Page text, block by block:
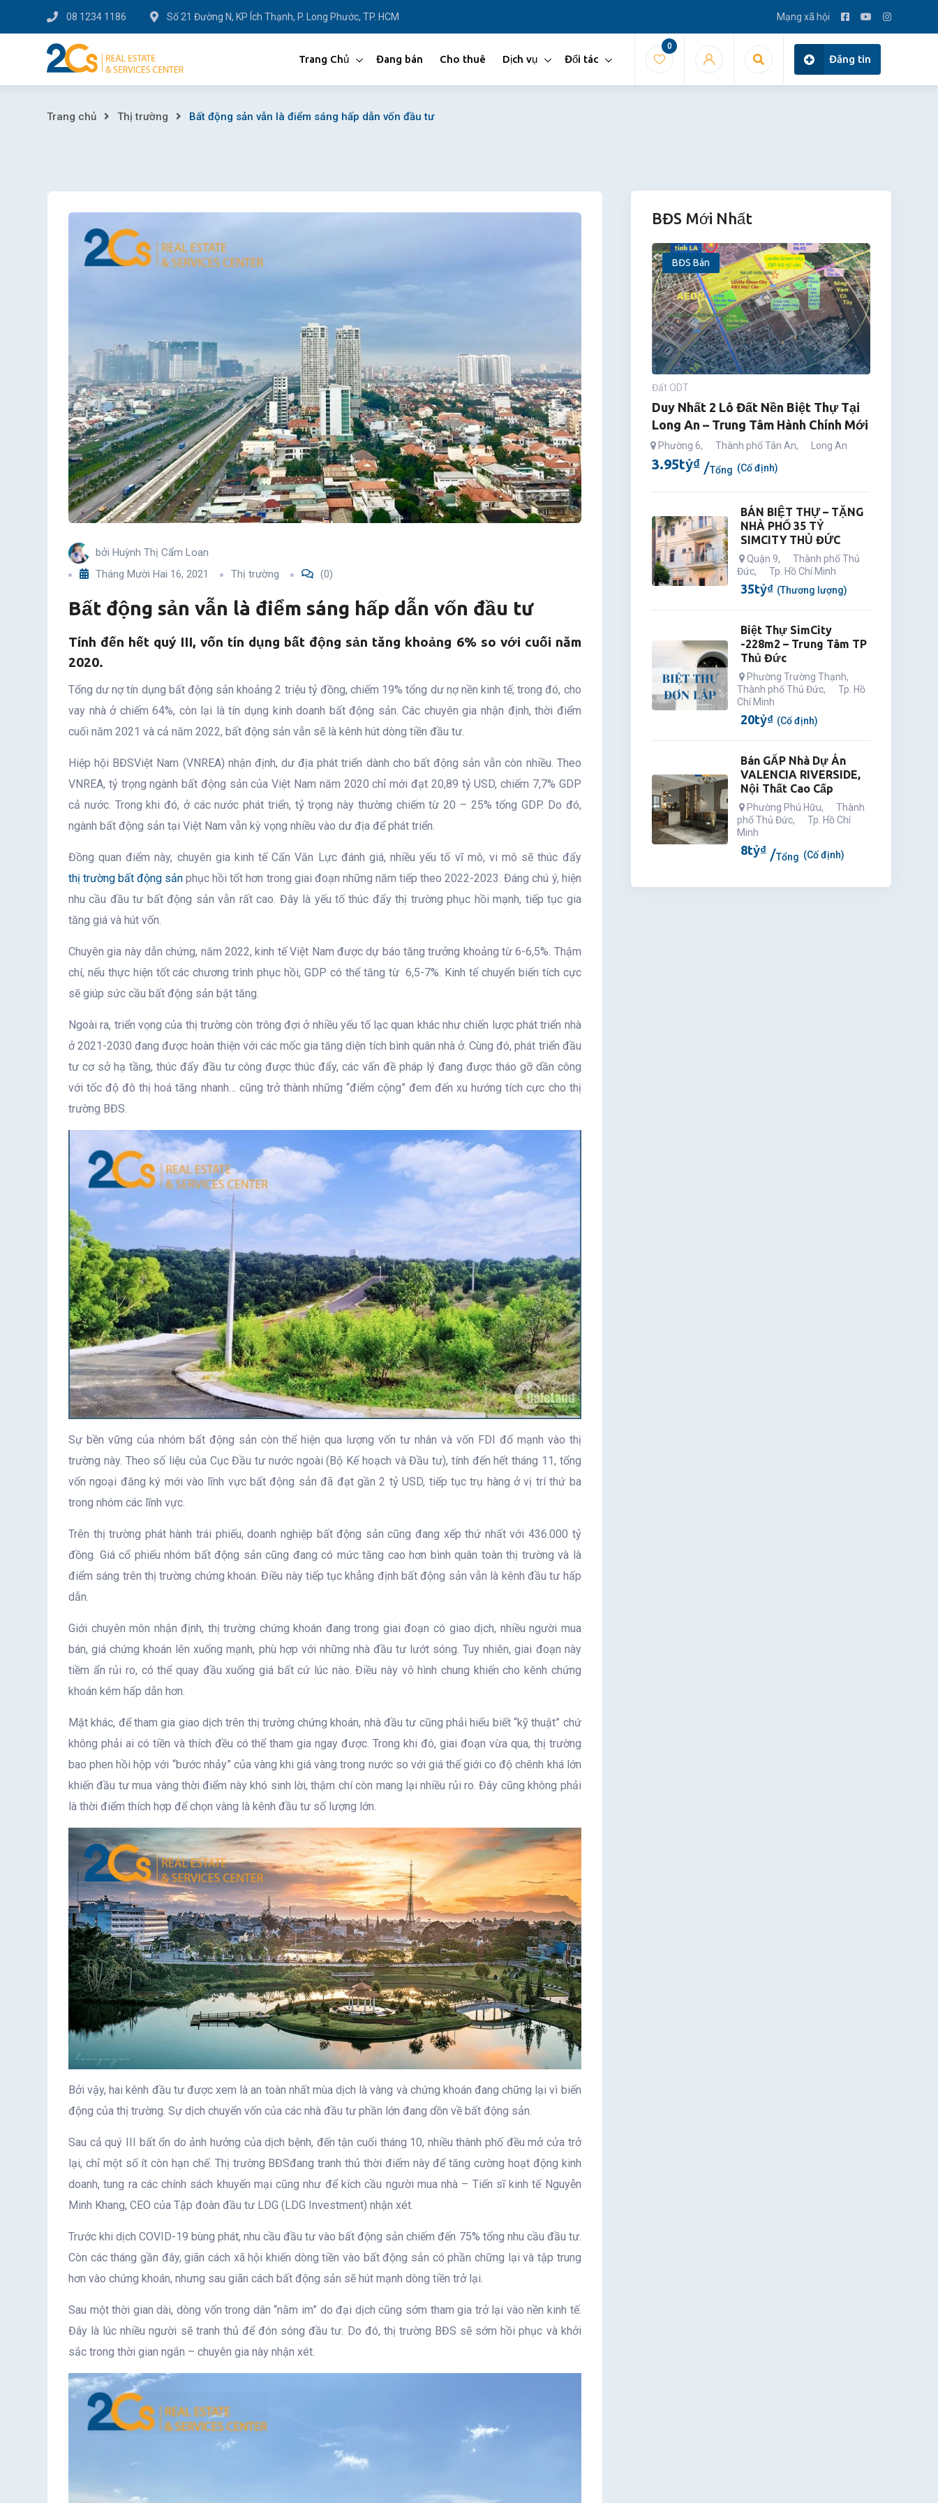
to
08 1234 1186 Số 21 Đường N, KP Ích Thạnh, P. Long Phước, TP. HCM Mạng xã hội
Trang Chủ Đang bán Cho thuê Dịch vụ Đối tác
0
Đăng tin
Bất
sản
vẫn
điểm
dẫn
vốn
đầu
tư
Trang chủ Thị trường Bất động sản vẫn là điểm sáng hấp dẫn vốn đầu tư
bởi Huỳnh Thị Cẩm Loan
Tháng Mười Hai 16, 2021
Thị trường (0)
Bất động sản vẫn là điểm sáng hấp dẫn vốn đầu tư
Tính đến hết quý III, vốn tín dụng bất động sản tăng khoảng 6% so với cuối năm
2020.
Tổng dư nợ tín dụng bất động sản khoảng 2 triệu tỷ đồng, chiếm 19% tổng dư nợ nền kinh tế; trong đó, cho
vay nhà ở chiếm 64%, còn lại là tín dụng kinh doanh bất động sản. Các chuyên gia nhận định, thời điểm
cuối năm 2021 và cả năm 2022, bất động sản vẫn sẽ là kênh hút dòng tiền đầu tư.
Hiệp hội BĐSViệt Nam (VNREA) nhận định, dư địa phát triển dành cho bất động sản vẫn còn nhiều. Theo
VNREA, tỷ trọng ngành bất động sản của Việt Nam năm 2020 chỉ mới đạt 20,89 tỷ USD, chiếm 7,7% GDP
cả nước. Trong khi đó, ở các nước phát triển, tỷ trọng này thường chiếm từ 20 – 25% tổng GDP. Do đó,
ngành bất động sản tại Việt Nam vẫn kỳ vọng nhiều vào dư địa để phát triển.
Đồng quan điểm này, chuyên gia kinh tế Cấn Văn Lực đánh giá, nhiều yếu tố vĩ mô, vi mô sẽ thúc đẩy
thị trường bất động sản phục hồi tốt hơn trong giai đoạn những năm tiếp theo 2022-2023. Đáng chú ý, hiện
nhu cầu đầu tư bất động sản vẫn rất cao. Đây là yếu tố thúc đẩy thị trường phục hồi mạnh, tiếp tục gia
tăng giá và hút vốn.
Chuyên gia này dẫn chứng, năm 2022, kinh tế Việt Nam được dự báo tăng trưởng khoảng từ 6-6,5%. Thậm
chí, nếu thực hiện tốt các chương trình phục hồi, GDP có thể tăng từ 6,5-7%. Kinh tế chuyển biến tích cực
sẽ giúp sức cầu bất động sản bật tăng.
Ngoài ra, triển vọng của thị trường còn trông đợi ở nhiều yếu tố lạc quan khác như chiến lược phát triển nhà
ở 2021-2030 đang được hoàn thiện với các mốc gia tăng diện tích bình quân nhà ở. Cùng đó, phát triển đầu
tư cơ sở hạ tầng, thúc đẩy đầu tư công được thúc đẩy, các vấn đề pháp lý đang được tháo gỡ dần công
với tốc độ đô thị hoá tăng nhanh… cũng trở thành những “điểm cộng” đem đến xu hướng tích cực cho thị
trường BĐS.
Sự bền vững của nhóm bất động sản còn thể hiện qua lượng vốn tư nhân và vốn FDI đổ mạnh vào thị
trường này. Theo số liệu của Cục Đầu tư nước ngoài (Bộ Kế hoạch và Đầu tư), tính đến hết tháng 11, tổng
vốn ngoại đăng ký mới vào lĩnh vực bất động sản đã đạt gần 2 tỷ USD, tiếp tục trụ hàng ở vị trí thứ ba
trong nhóm các lĩnh vực.
Trên thị trường phát hành trái phiếu, doanh nghiệp bất động sản cũng đang xếp thứ nhất với 436.000 tỷ
đồng. Giá cổ phiếu nhóm bất động sản cũng đang có mức tăng cao hơn bình quân toàn thị trường và là
điểm sáng trên thị trường chứng khoán. Điều này tiếp tục khẳng định bất động sản vẫn là kênh đầu tư hấp
dẫn.
Giới chuyên môn nhận định, thị trường chứng khoán đang trong giai đoạn có giao dịch, nhiều người mua
bán, giá chứng khoán lên xuống mạnh, phù hợp với những nhà đầu tư lướt sóng. Tuy nhiên, giai đoạn này
tiềm ẩn rủi ro, có thể quay đầu xuống giá bất cứ lúc nào. Điều này vô hình chung khiến cho kênh chứng
khoán kém hấp dẫn hơn.
Mặt khác, để tham gia giao dịch trên thị trường chứng khoán, nhà đầu tư cũng phải hiểu biết “kỹ thuật” chứ
không phải ai có tiền và thích đều có thể tham gia ngay được. Trong khi đó, giai đoạn vừa qua, thị trường
bao phen hồi hộp với “bước nhảy” của vàng khi giá vàng trong nước so với giá thế giới co độ chênh khá lớn
khiến đầu tư mua vàng thời điểm này khó sinh lời, thậm chí còn mang lại nhiều rủi ro. Đây cũng không phải
là thời điểm thích hợp để chọn vàng là kênh đầu tư số lượng lớn.
Bởi vậy, hai kênh đầu tư được xem là an toàn nhất mùa dịch là vàng và chứng khoán đang chững lại vì biến
động của thị trường. Sự dịch chuyển vốn của các nhà đầu tư phần lớn đang dồn về bất động sản.
Sau cả quý III bất ổn do ảnh hưởng của dịch bệnh, đến tận cuối tháng 10, nhiều thành phố đều mở cửa trở
lại, chỉ một số ít còn hạn chế. Thị trường BĐSđang tranh thủ thời điểm này để tăng cường hoạt động kinh
doanh, tung ra các chính sách khuyến mại cũng như để kích cầu người mua nhà – Tiến sĩ kinh tế Nguyễn
Minh Khang, CEO của Tập đoàn đầu tư LDG (LDG Investment) nhận xét.
Trước khi dịch COVID-19 bùng phát, nhu cầu đầu tư vào bất động sản chiếm đến 75% tổng nhu cầu đầu tư.
Còn các tháng gần đây, giãn cách xã hội khiến dòng tiền vào bất động sản có phần chững lại và tập trung
hơn vào chứng khoán, nhưng sau giãn cách bất động sản sẽ hút mạnh dòng tiền trở lại.
Sau một thời gian dài, dòng vốn trong dân “nằm im” do đại dịch cũng sớm tham gia trở lại vào nền kinh tế.
Đây là lúc nhiều người sẽ tranh thủ để đón sóng đầu tư. Do đó, thị trường BĐS sẽ sớm hồi phục và khởi
sắc trong thời gian ngắn – chuyên gia này nhận xét.
BĐS Mới Nhất
BĐS Bán
Đất ODT
Duy Nhất 2 Lô Đất Nền Biệt Thự Tại
Long An – Trung Tâm Hành Chính Mới
Phường 6, Thành phố Tân An, Long An
3.95tỷ₫ Tổng (Cố định)
BÁN BIỆT THỰ – TẶNG
NHÀ PHỐ 35 TỶ
SIMCITY THỦ ĐỨC
Quận 9,
Thành phố Thủ
Đức, Tp. Hồ Chí Minh
35tỷ₫ (Thương lượng)
Biệt Thự SimCity
-228m2 – Trung Tâm TP
Thủ Đức
Phường Trường Thạnh,
Thành phố Thủ Đức,
Tp. Hồ
Chí Minh
20tỷ₫ (Cố định)
Bán GẤP Nhà Dự Án
VALENCIA RIVERSIDE,
Nội Thất Cao Cấp
Phường Phú Hữu,
Thành
phố Thủ Đức,
Tp. Hồ Chí
Minh
8tỷ₫ Tổng (Cố định)